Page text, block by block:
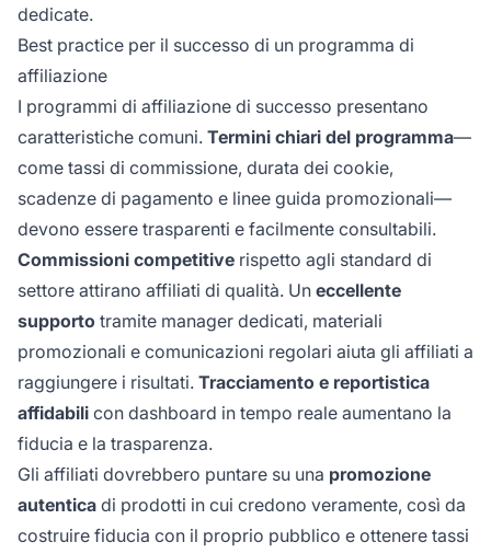
dedicate.
Best practice per il successo di un programma di
affiliazione
I programmi di affiliazione di successo presentano
caratteristiche comuni. Termini chiari del programma—
come tassi di commissione, durata dei cookie,
scadenze di pagamento e linee guida promozionali—
devono essere trasparenti e facilmente consultabili.
Commissioni competitive rispetto agli standard di
settore attirano affiliati di qualità. Un eccellente
supporto tramite manager dedicati, materiali
promozionali e comunicazioni regolari aiuta gli affiliati a
raggiungere i risultati. Tracciamento e reportistica
affidabili con dashboard in tempo reale aumentano la
fiducia e la trasparenza.
Gli affiliati dovrebbero puntare su una promozione
autentica di prodotti in cui credono veramente, così da
costruire fiducia con il proprio pubblico e ottenere tassi